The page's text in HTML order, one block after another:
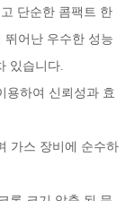
단순한 콤팩트 한
어난 우수한 성능
있습니다.
용하여 신뢰성과 효
가스 장비에 순수하